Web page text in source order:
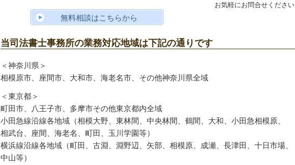
お気軽にお問合せください
無料相談はこちらから
当司法書士事務所の業務対応地域は下記の通りです
＜神奈川県＞
相模原市、座間市、大和市、海老名市、その他神奈川県全域
＜東京都＞
町田市、八王子市、多摩市その他東京都内全域
小田急線沿線各地域 （相模大野、東林間、中央林間、鶴間、大和、小田急相模原、
相武台、座間、海老名、町田、玉川学園等）
横浜線沿線各地域（町田、古淵、淵野辺、矢部、相模原、成瀬、長津田、十日市場、
中山等）